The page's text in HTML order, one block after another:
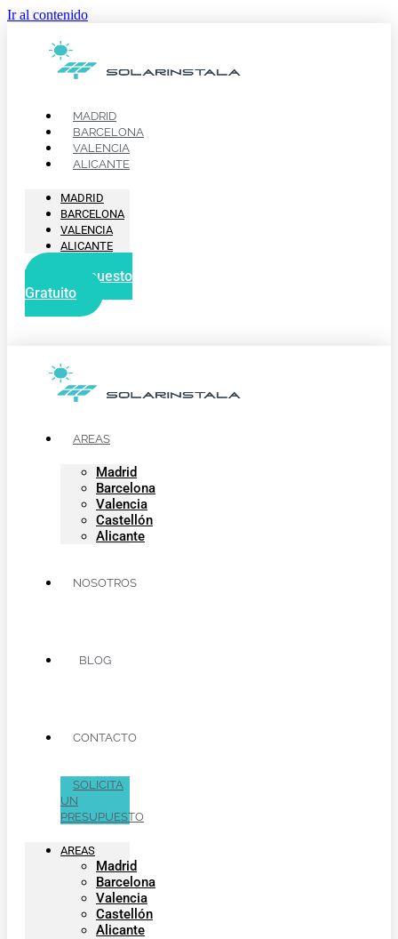
Ir al contenido
MADRID
BARCELONA
VALENCIA
ALICANTE
MADRID
BARCELONA
VALENCIA
ALICANTE
Presupuesto
Gratuito
AREAS
Madrid
Barcelona
Valencia
Castellón
Alicante
NOSOTROS
BLOG
CONTACTO
SOLICITA
UN
PRESUPUESTO
AREAS
Madrid
Barcelona
Valencia
Castellón
Alicante